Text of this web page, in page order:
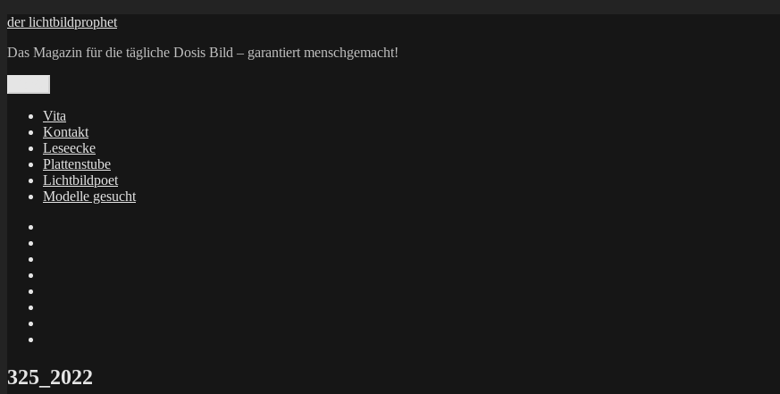
Zum
springen
der lichtbildprophet
Das Magazin für die tägliche Dosis Bild – garantiert menschgemacht!
Vita
Kontakt
Leseecke
Plattenstube
Lichtbildpoet
Modelle gesucht
X
325_2022